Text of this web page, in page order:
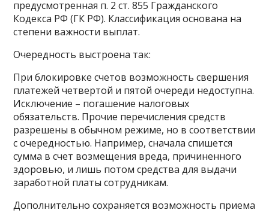
предусмотренная п. 2 ст. 855 Гражданского
Кодекса РФ (ГК РФ). Классификация основана на
степени важности выплат.
Очередность выстроена так:
При блокировке счетов возможность свершения
платежей четвертой и пятой очереди недоступна.
Исключение – погашение налоговых
обязательств. Прочие перечисления средств
разрешены в обычном режиме, но в соответствии
с очередностью. Например, сначала спишется
сумма в счет возмещения вреда, причиненного
здоровью, и лишь потом средства для выдачи
заработной платы сотрудникам.
Дополнительно сохраняется возможность приема